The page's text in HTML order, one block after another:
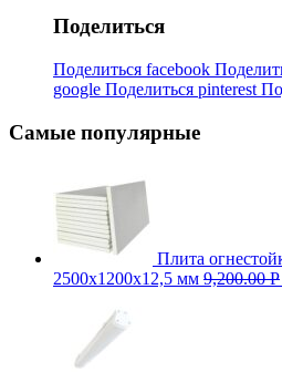
Поделиться
Поделиться facebook
google Поделиться pinterest
Самые популярные
Плита
2500х1200х12,5 мм 9,200.00Р